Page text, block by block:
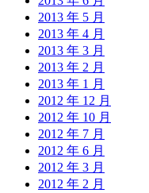
2013 年 5 月
2013 年 4 月
2013 年 3 月
2013 年 2 月
2013 年 1 月
2012 年 12 月
2012 年 10 月
2012 年 7 月
2012 年 6 月
2012 年 3 月
2012 年 2 月